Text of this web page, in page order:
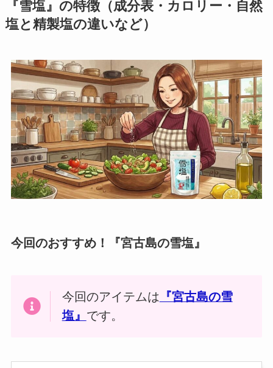
『雪塩』の特徴（成分表・カロリー・自然
塩と精製塩の違いなど）
今回のおすすめ！『宮古島の雪塩』
今回のアイテムは 『宮古島の雪
塩』 です。